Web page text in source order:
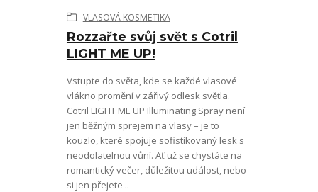
Rozzařte svůj svět s Cotril
LIGHT ME UP!
VLASOVÁ KOSMETIKA
Vstupte do světa, kde se každé vlasové
vlákno promění v zářivý odlesk světla.
Cotril LIGHT ME UP Illuminating Spray není
jen běžným sprejem na vlasy – je to
kouzlo, které spojuje sofistikovaný lesk s
neodolatelnou vůní. Ať už se chystáte na
romantický večer, důležitou událost, nebo
si jen přejete ..